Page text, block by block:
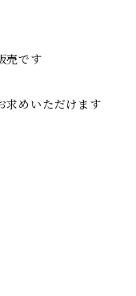
売です
求めいただけます